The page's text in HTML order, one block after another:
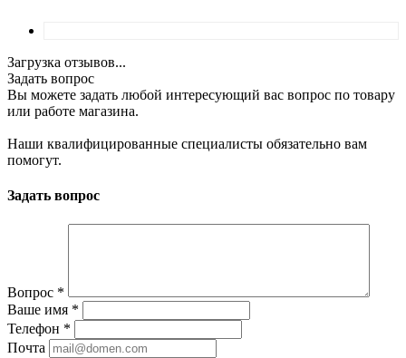
Загрузка отзывов...
Задать вопрос
Вы можете задать любой интересующий вас вопрос по товару
или работе магазина.
Наши квалифицированные специалисты обязательно вам
помогут.
Задать вопрос
Вопрос *
Ваше имя *
Телефон *
Почта